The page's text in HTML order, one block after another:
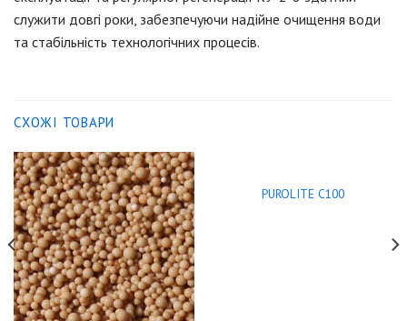
служити довгі роки, забезпечуючи надійне очищення води
та стабільність технологічних процесів.
СХОЖІ ТОВАРИ
PUROLITE C100